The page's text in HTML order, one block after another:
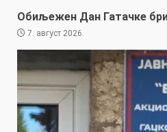
Обиљежен Дан Гатачке
7. август 2026.